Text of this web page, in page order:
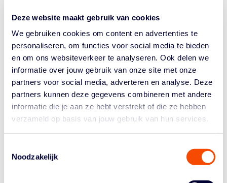
Deze website maakt gebruik van cookies
We gebruiken cookies om content en advertenties te
personaliseren, om functies voor social media te bieden
en om ons websiteverkeer te analyseren. Ook delen we
informatie over jouw gebruik van onze site met onze
partners voor social media, adverteren en analyse. Deze
partners kunnen deze gegevens combineren met andere
informatie die je aan ze hebt verstrekt of die ze hebben
verzameld op basis van jouw gebruik van hun services.
Noodzakelijk
met de Cruyff Foundation, met als doel zoveel
mogelijk kinderen de ruimte te geven om te
sporten. Vandaar dat de NBB wij ook weer meewerkt
aan de Cruyff Foundation Open Dag op woensdag 18
september a.s.
Het is de leukste sportdag van het jaar, speciaal voor
kinderen met een beperking. Tijdens de Open Dag kun
je meer dan dertig verschillende sporten uitproberen,
waaronder basketball. Kom je ook? Meld je dan aan
via www.cruyff-foundation.org/opendag.